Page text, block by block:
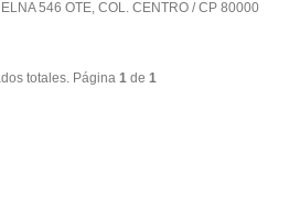
546 OTE, COL. CENTRO / CP 80000
totales. Página 1 de 1